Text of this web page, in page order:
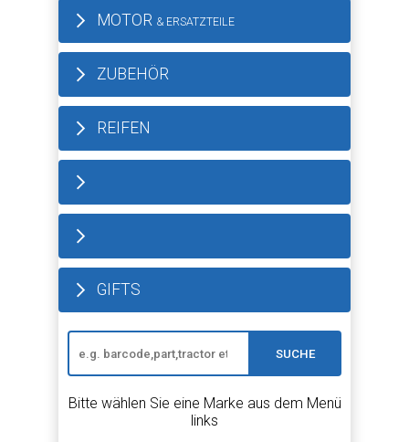
MOTOR & ERSATZTEILE
ZUBEHÖR
REIFEN
GIFTS
SUCHE
Bitte wählen Sie eine Marke aus dem Menü
links